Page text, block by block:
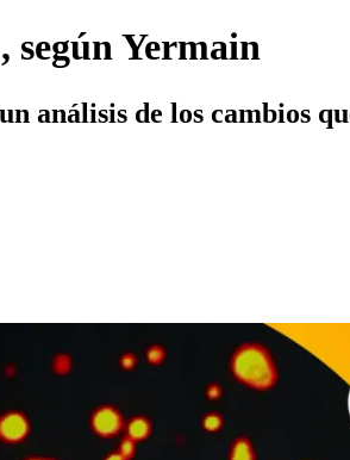
según Yermain
análisis de los cambios